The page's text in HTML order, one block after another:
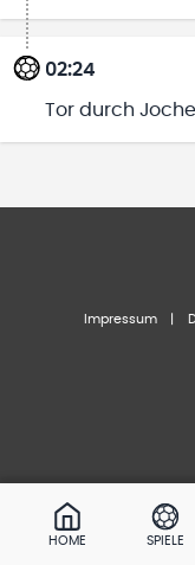
02:24
Tor durch
Impressum
HOME SPIELE